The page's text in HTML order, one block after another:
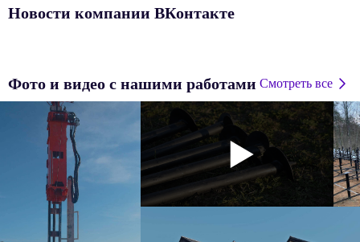
Новости компании ВКонтакте
Фото и видео с нашими работами Смотреть все